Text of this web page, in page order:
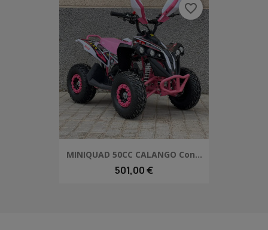
MINIQUAD 50CC CALANGO Con...
501,00 €
favorite_border